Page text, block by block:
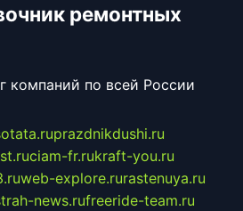
ремонтных
компаний по всей России
prazdnikdushi.ru
ciam-fr.rukraft-you.ru
web-explore.rurastenuya.ru
news.rufreeride-team.ru